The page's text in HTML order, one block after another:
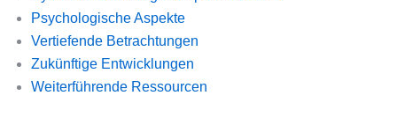
Psychologische Aspekte
Vertiefende Betrachtungen
Zukünftige Entwicklungen
Weiterführende Ressourcen